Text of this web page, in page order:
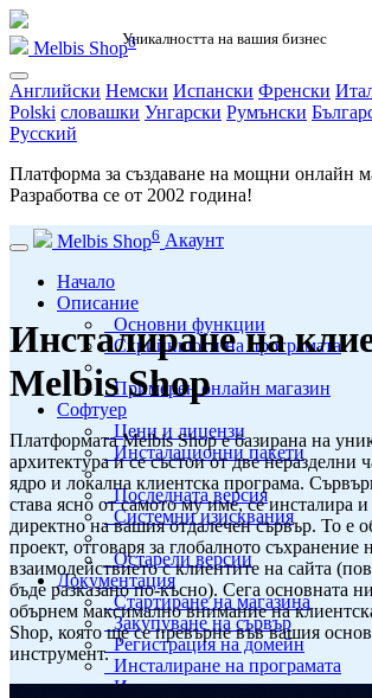
Уникалността на вашия бизнес
Melbis Shop6
Английски Немски Испански Френски
Polski словашки Унгарски Румънски
Русский
Платформа за създаване на мощни онлайн
Разработва се от 2002 година!
Melbis Shop6 Акаунт
Начало
Описание
Основни функции
Скрийншоти на програмата
Примерен онлайн магазин
Софтуер
Цени и лицензи
Инсталационни пакети
Последната версия
Системни изисквания
Остарели версии
Документация
Стартиране на магазина
Закупуване на сървър
Регистрация на домейн
Инсталиране на програмата
Инсталиране на сървър
Инсталиране на
Melbis Shop
Платформата Melbis Shop е базирана на
архитектура и се състои от две неразделни
ядро и локална клиентска програма.
става ясно от самото му име, се инсталира
директно на вашия отдалечен сървър. То е
проект, отговаря за глобалното съхранение
взаимодействието с клиентите на сайта
бъде разказано по-късно). Сега основната
обърнем максимално внимание на
Shop, която ще се превърне във вашия
инструмент.